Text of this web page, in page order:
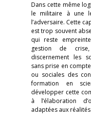
Dans cette même
le militaire à une
l’adversaire. Cette
est trop souvent
qui reste
gestion de
discernement les
sans prise en
ou sociales des
formation en
développer cette
à l’élaboration
adaptées aux